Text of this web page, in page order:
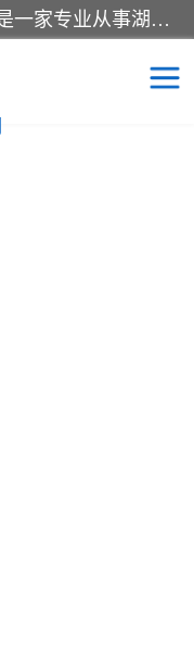
湖南业峻强夯基础工程有限公司是一家专业从事湖南强夯基础工程、强夯机租赁，地基处理的施工单位。业务覆盖：湖南、广东，江西等地。可承接1000KN.m-25000KN.m强夯（置换）工程。公司创始人是国内较早期从事强夯施工的建设者，经过多年的一步一个脚印的发展，在行业内具有较高的度和良好的口碑。